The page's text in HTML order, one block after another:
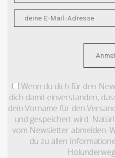
Wenn du dich für den
dich damit einverstanden,
dein Vorname für den
und gespeichert wird.
vom Newsletter abmelden.
du zu allen